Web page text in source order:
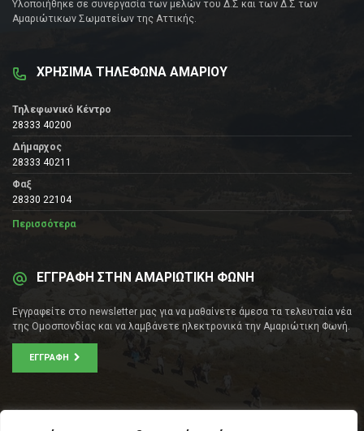
Υλοποιήθηκε σε συνεργασία των μελών του Δ.Σ και των Δ.Σ των
Αμαριώτικων Σωματείων της Αττικής.
ΧΡΗΣΙΜΑ ΤΗΛΕΦΩΝΑ ΑΜΑΡΙΟΥ
Τηλεφωνικό Κέντρο
28333 40200
Δήμαρχος
28333 40211
Φαξ
28330 22104
Περισσότερα
ΕΓΓΡΑΦΗ ΣΤΗΝ ΑΜΑΡΙΩΤΙΚΗ ΦΩΝΗ
Εγγραφείτε στο newsletter μας για να μαθαίνετε άμεσα τα τελευταία νέα
της Ομοσπονδίας και να λαμβάνετε ηλεκτρονικά την Αμαριώτικη Φωνή.
ΕΓΓΡΑΦΉ